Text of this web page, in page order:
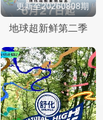
更新至20260808期
地球超新鲜第二季